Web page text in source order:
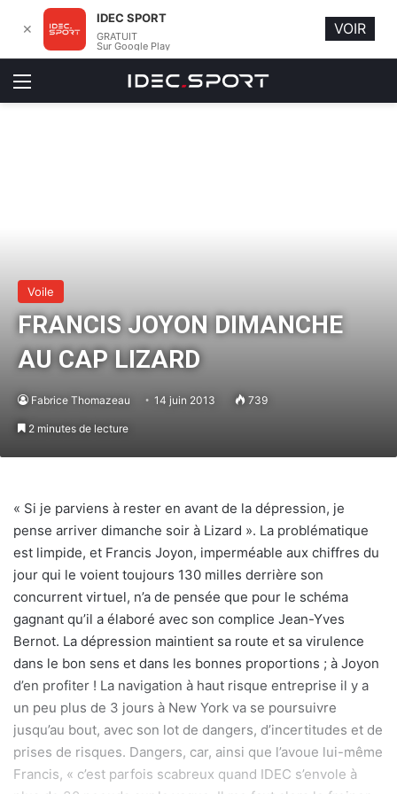
Menu
Voile
FRANCIS JOYON DIMANCHE
AU CAP LIZARD
Fabrice Thomazeau 14 juin 2013 739
2 minutes de lecture
« Si je parviens à rester en avant de la dépression, je
pense arriver dimanche soir à Lizard ». La problématique
est limpide, et Francis Joyon, imperméable aux chiffres du
jour qui le voient toujours 130 milles derrière son
concurrent virtuel, n’a de pensée que pour le schéma
gagnant qu’il a élaboré avec son complice Jean-Yves
Bernot. La dépression maintient sa route et sa virulence
dans le bon sens et dans les bonnes proportions ; à Joyon
d’en profiter ! La navigation à haut risque entreprise il y a
un peu plus de 3 jours à New York va se poursuivre
jusqu’au bout, avec son lot de dangers, d’incertitudes et de
prises de risques. Dangers, car, ainsi que l’avoue lui-même
Francis, « c’est parfois scabreux quand IDEC s’envole à
✕
IDEC SPORT
GRATUIT
Sur Google Play
VOIR